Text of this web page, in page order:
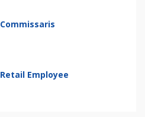
Commissaris
Retail Employee